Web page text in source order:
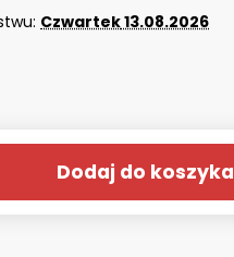
Czwartek13.08.2026
Dodaj do koszyka